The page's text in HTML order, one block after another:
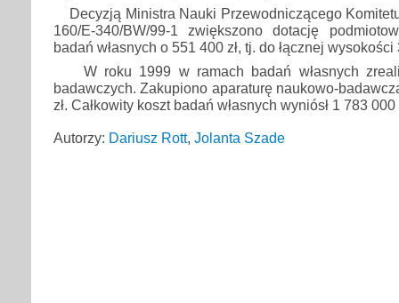
Decyzją Ministra Nauki Przewodniczącego
160/E-340/BW/99-1 zwiększono dotację
badań własnych o 551 400 zł, tj. do łącznej wysokości
W roku 1999 w ramach badań własnych
badawczych. Zakupiono aparaturę naukowo-
zł. Całkowity koszt badań własnych wyniósł 1 783 000
Autorzy: Dariusz Rott, Jolanta Szade